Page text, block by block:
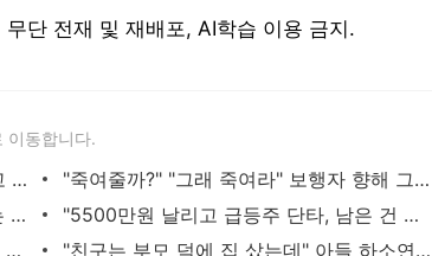
단 전재 및 재배포, AI학습 이용 금지.
이동합니다.
황정민의 또 다른 팬 등장 "지독히 엮이고 싶었던 건 너" 폭로녀 직격
"죽여줄까?" "그래 죽여라" 보행자 향해 그대로 차량 돌진한 운전자[영상]
"출근길 지하철서 두자리 차지, 업무 보는 100㎏ 남성…부딪히면 신경질"
"5500만원 날리고 급등주 단타, 남은 건 빚뿐"…30대 여성 파혼 위기
"내가 치매? 혼자 죽겠다"…깜빡깜빡하는 시모, 검사하라 하자 '발끈'
"친구는 부모 덕에 집 샀는데" 아들 하소연에 "죄지었다" 사죄 '먹먹'